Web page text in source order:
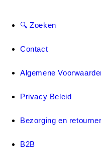
🔍 Zoeken
Contact
Algemene
Privacy Beleid
Bezorging en
B2B